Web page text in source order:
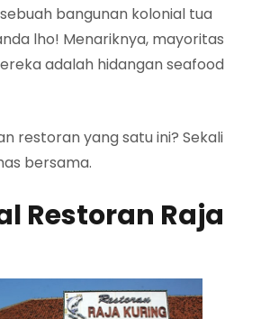
bangunan kolonial tua
lho! Menariknya, mayoritas
adalah hidangan seafood
restoran yang satu ini? Sekali
bersama.
Restoran Raja